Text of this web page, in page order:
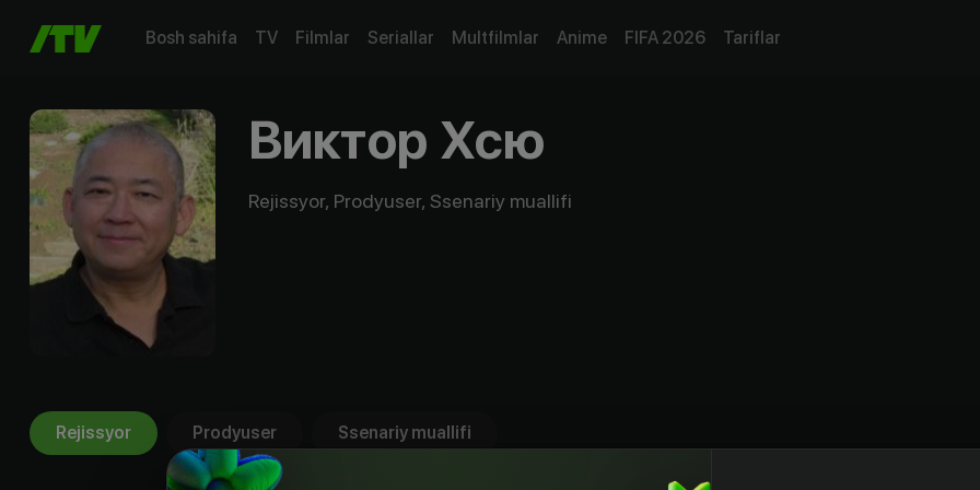
Bosh sahifa TV Filmlar Seriallar Multfilmlar Anime FIFA 2026 Tariflar
Виктор Хсю
Rejissyor, Prodyuser, Ssenariy muallifi
Rejissyor Prodyuser Ssenariy muallifi